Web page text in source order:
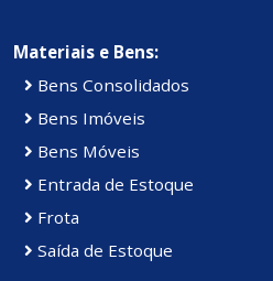
Materiais e Bens:
Bens Consolidados
Bens Imóveis
Bens Móveis
Entrada de Estoque
Frota
Saída de Estoque